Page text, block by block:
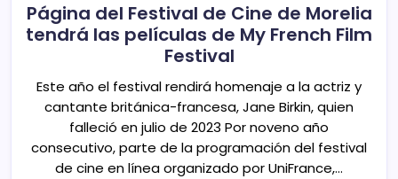
Página del Festival de Cine de Morelia
tendrá las películas de My French Film
Festival
Este año el festival rendirá homenaje a la actriz y
cantante británica-francesa, Jane Birkin, quien
falleció en julio de 2023 Por noveno año
consecutivo, parte de la programación del festival
de cine en línea organizado por UniFrance,…